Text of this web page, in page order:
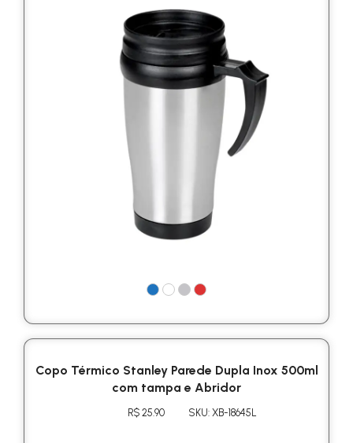
Copo Térmico Stanley Parede Dupla Inox 500ml
com tampa e Abridor
R$ 25.90 SKU: XB-18645L